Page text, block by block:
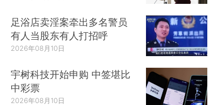
足浴店卖淫案牵出多名警员
有人当股东有人打招呼
2026年08月10日
宇树科技开始申购 中签堪比
中彩票
2026年08月10日